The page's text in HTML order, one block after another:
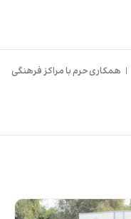
| همکاری حرم با مراکز فرهنگی